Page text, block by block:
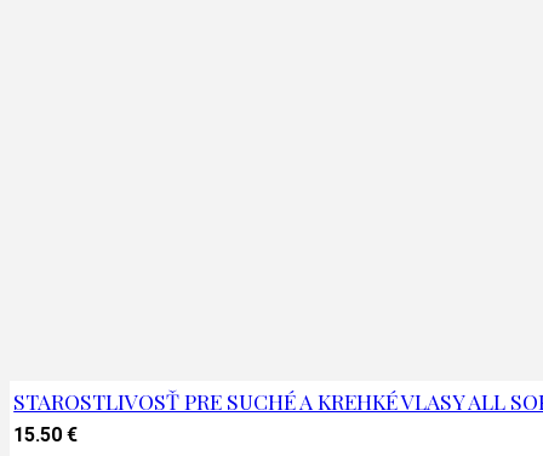
STAROSTLIVOSŤ PRE SUCHÉ A KREHKÉ VLASY ALL
15.50€